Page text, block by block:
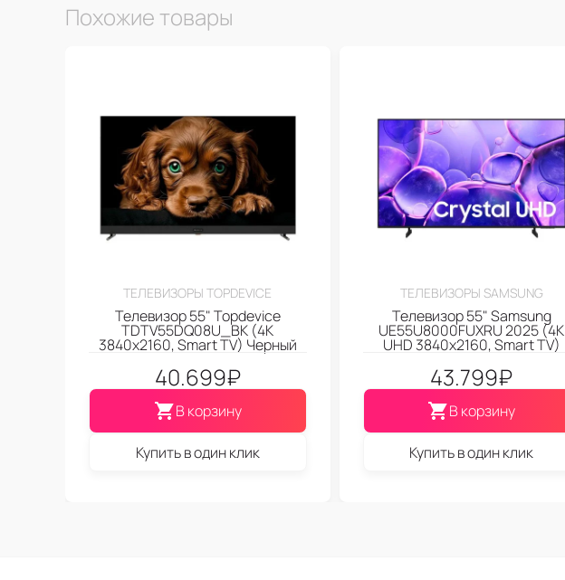
Похожие товары
ТЕЛЕВИЗОРЫ TOPDEVICE
Телевизор 55" Topdevice
TDTV55DQ08U_BK (4K
3840x2160, Smart TV) Черный
40.699₽
В корзину
Купить в один клик
ТЕЛЕВИЗОРЫ SAMSUNG
Телевизор 55" Samsung
UE55U8000FUXRU 2025 (4K
UHD 3840x2160, Smart TV)
43.799₽
В корзину
Купить в один клик